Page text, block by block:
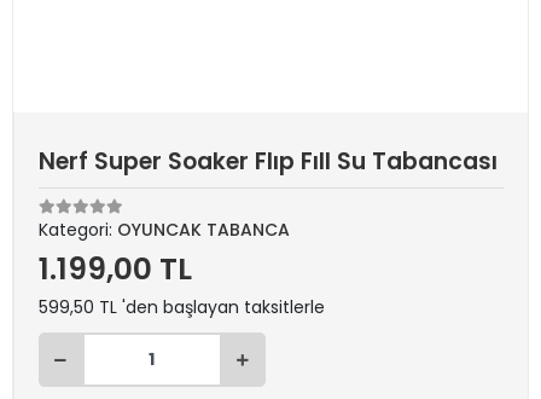
Nerf Super Soaker Flıp Fıll Su Tabancası
Kategori: OYUNCAK TABANCA
1.199,00 TL
599,50 TL 'den başlayan taksitlerle